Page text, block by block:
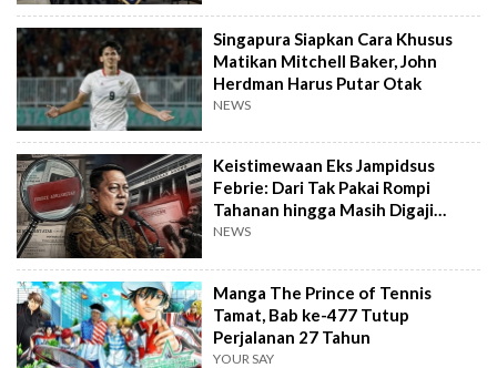
Singapura Siapkan Cara Khusus
Matikan Mitchell Baker, John
Herdman Harus Putar Otak
NEWS
Keistimewaan Eks Jampidsus
Febrie: Dari Tak Pakai Rompi
Tahanan hingga Masih Digaji
Negara
NEWS
Manga The Prince of Tennis
Tamat, Bab ke-477 Tutup
Perjalanan 27 Tahun
YOUR SAY